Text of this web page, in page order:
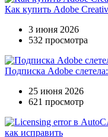
Как купить Adobe
3 июня 2026
532 просмотра
Подписка Adobe
25 июня 2026
621 просмотр